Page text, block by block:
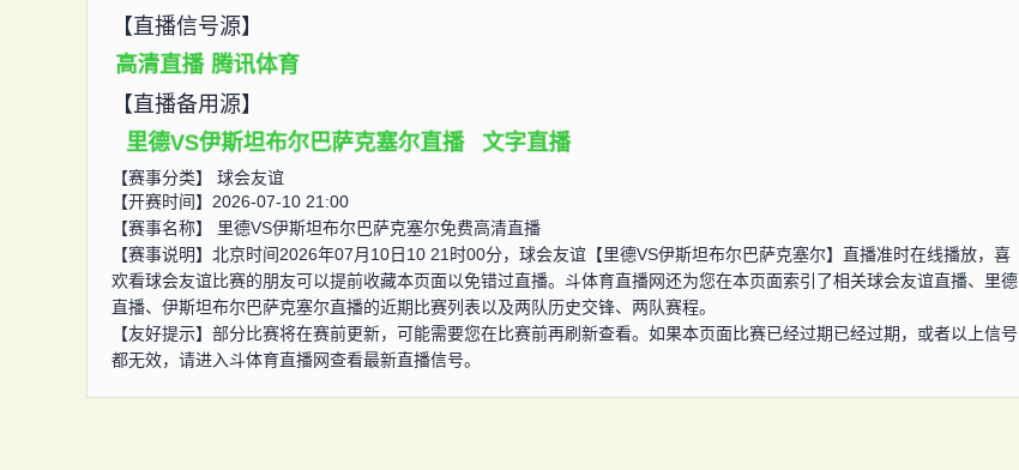
【直播信号源】
高清直播 腾讯体育
【直播备用源】
里德VS伊斯坦布尔巴萨克塞尔直播 文字直播
【赛事分类】 球会友谊
【开赛时间】2026-07-10 21:00
【赛事名称】 里德VS伊斯坦布尔巴萨克塞尔免费高清直播
【赛事说明】北京时间2026年07月10日10 21时00分，球会友谊【里德VS伊斯坦布尔巴萨克塞尔】直播准时在线播放，喜
欢看球会友谊比赛的朋友可以提前收藏本页面以免错过直播。斗体育直播网还为您在本页面索引了相关球会友谊直播、里德
直播、伊斯坦布尔巴萨克塞尔直播的近期比赛列表以及两队历史交锋、两队赛程。
【友好提示】部分比赛将在赛前更新，可能需要您在比赛前再刷新查看。如果本页面比赛已经过期已经过期，或者以上信号
都无效，请进入斗体育直播网查看最新直播信号。